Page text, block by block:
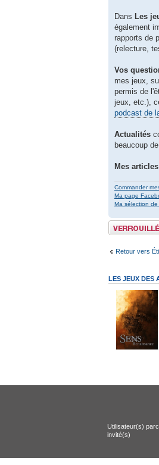
Dans Les
également
rapports de
(relecture,
Vos
mes jeux,
permis de
jeux, etc.),
podcast de
Actualités
beaucoup
Mes articles
Commander
Ma page
Ma sélection
Sujet verrouillé
Retour vers
LES JEUX DES
Utilisateur(s)
invité(s)